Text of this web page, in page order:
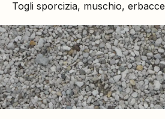
Togli sporcizia, muschio, erbacce